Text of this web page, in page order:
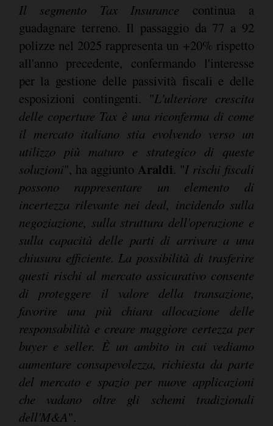
Il segmento Tax Insurance continua a
guadagnare terreno. Il passaggio da 77 a 92
polizze nel 2025 rappresenta un +20% rispetto
all'anno precedente, confermando l'interesse
per la gestione delle passività fiscali e delle
esposizioni contingenti. "L'ulteriore crescita
delle coperture Tax è una riconferma di come
il mercato italiano stia evolvendo verso un
utilizzo più maturo e strategico di queste
soluzioni", ha aggiunto Araldi. "I rischi fiscali
possono rappresentare un elemento di
incertezza rilevante nei deal, incidendo sulla
negoziazione, sulla struttura dell'operazione e
sulla capacità delle parti di arrivare a una
chiusura efficiente. La possibilità di trasferire
questi rischi al mercato assicurativo consente
di proteggere il valore della transazione,
favorire una più chiara allocazione delle
responsabilità e creare maggiore certezza per
buyer e seller. È un ambito in cui vediamo
aumentare consapevolezza, richiesta da parte
del mercato e spazio per nuove applicazioni
che vadano oltre gli schemi tradizionali
dell'M&A".